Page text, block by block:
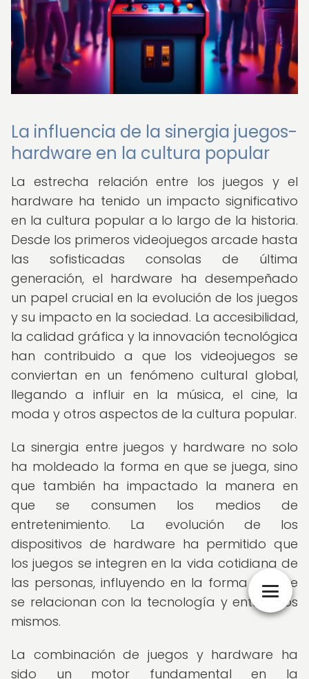
La influencia de la sinergia juegos-
hardware en la cultura popular
La estrecha relación entre los juegos y el
hardware ha tenido un impacto significativo
en la cultura popular a lo largo de la historia.
Desde los primeros videojuegos arcade hasta
las sofisticadas consolas de última
generación, el hardware ha desempeñado
un papel crucial en la evolución de los juegos
y su impacto en la sociedad. La accesibilidad,
la calidad gráfica y la innovación tecnológica
han contribuido a que los videojuegos se
conviertan en un fenómeno cultural global,
llegando a influir en la música, el cine, la
moda y otros aspectos de la cultura popular.
La sinergia entre juegos y hardware no solo
ha moldeado la forma en que se juega, sino
que también ha impactado la manera en
que se consumen los medios de
entretenimiento. La evolución de los
dispositivos de hardware ha permitido que
los juegos se integren en la vida cotidiana de
las personas, influyendo en la forma en que
se relacionan con la tecnología y entre ellos
mismos.
La combinación de juegos y hardware ha
sido un motor fundamental en la